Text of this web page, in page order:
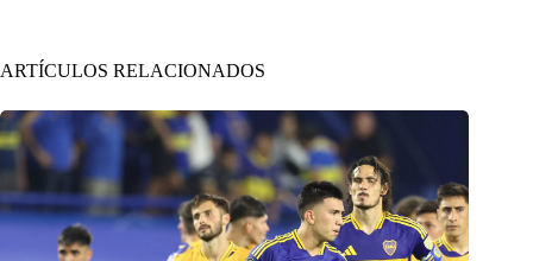
ARTÍCULOS RELACIONADOS